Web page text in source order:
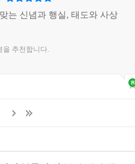
는 신념과 행실, 태도와 사상
을 추천합니다.